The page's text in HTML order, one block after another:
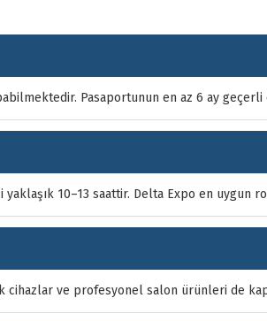
Pasaportunun en az 6 ay
10–13 saattir. Delta Expo en uygun
cihazlar ve profesyonel salon ürünleri de